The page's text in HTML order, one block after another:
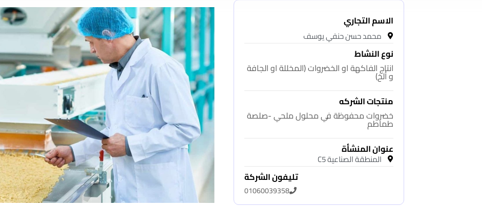
الاسم التجاري
محمد حسن حنفي يوسف
نوع النشاط
انتاج الفاكهة او الخضروات (المخللة او الجافة
و ألخ)
منتجات الشركه
خضروات محفوظة في محلول ملحي -صلصة
طماطم
عنوان المنشأة
المنطقة الصناعية C5
تليفون الشركة
01060039358